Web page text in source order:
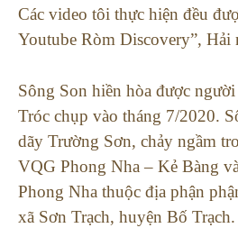
Các video tôi thực hiện đều
Youtube Ròm Discovery”, Hải
Sông Son hiền hòa được
Tróc chụp vào tháng 7/2020.
dãy Trường Sơn, chảy ngầm
VQG Phong Nha – Kẻ Bàng
Phong Nha thuộc địa phận
xã Sơn Trạch, huyện Bố